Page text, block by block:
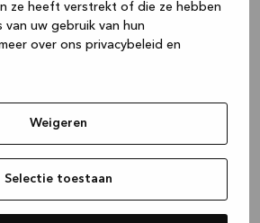
ze heeft verstrekt of die ze hebben
van uw gebruik van hun
over ons privacybeleid en
Weigeren
Selectie toestaan
(see the browser console for more
information).